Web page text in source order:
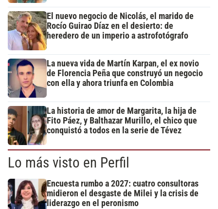
El nuevo negocio de Nicolás, el marido de
Rocío Guirao Díaz en el desierto: de
heredero de un imperio a astrofotógrafo
La nueva vida de Martín Karpan, el ex novio
de Florencia Peña que construyó un negocio
con ella y ahora triunfa en Colombia
La historia de amor de Margarita, la hija de
Fito Páez, y Balthazar Murillo, el chico que
conquistó a todos en la serie de Tévez
Lo más visto en Perfil
Encuesta rumbo a 2027: cuatro consultoras
midieron el desgaste de Milei y la crisis de
liderazgo en el peronismo